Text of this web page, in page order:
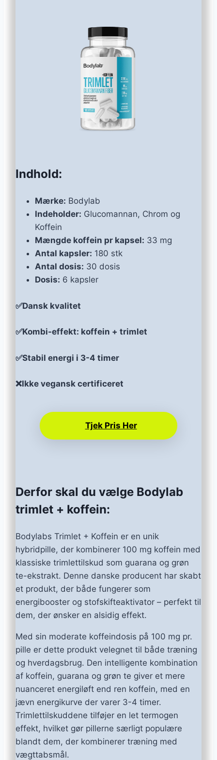
Indhold:
Mærke: Bodylab
Indeholder: Glucomannan, Chrom og
Koffein
Mængde koffein pr kapsel: 33 mg
Antal kapsler: 180 stk
Antal dosis: 30 dosis
Dosis: 6 kapsler
✅Dansk kvalitet
✅Kombi-effekt: koffein + trimlet
✅Stabil energi i 3-4 timer
❌Ikke vegansk certificeret
Tjek Pris Her
Derfor skal du vælge Bodylab
trimlet + koffein:
Bodylabs Trimlet + Koffein er en unik
hybridpille, der kombinerer 100 mg koffein med
klassiske trimlettilskud som guarana og grøn
te-ekstrakt. Denne danske producent har skabt
et produkt, der både fungerer som
energibooster og stofskifteaktivator – perfekt til
dem, der ønsker en alsidig effekt.
Med sin moderate koffeindosis på 100 mg pr.
pille er dette produkt velegnet til både træning
og hverdagsbrug. Den intelligente kombination
af koffein, guarana og grøn te giver et mere
nuanceret energiløft end ren koffein, med en
jævn energikurve der varer 3-4 timer.
Trimlettilskuddene tilføjer en let termogen
effekt, hvilket gør pillerne særligt populære
blandt dem, der kombinerer træning med
vægttabsmål.